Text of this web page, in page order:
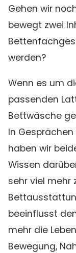
Gehen wir
bewegt zwei
werden?
Wenn es um
passenden
Bettwäsche
In
haben wir
Wissen
sehr viel mehr
beeinflusst
mehr die
Bewegung,